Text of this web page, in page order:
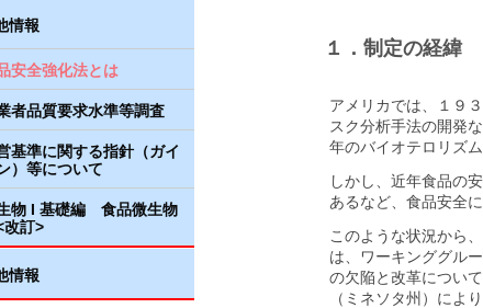
１．制定の経緯
アメリカでは、１９
スク分析手法の開発
年のバイオテロリズ
しかし、近年食品の
あるなど、食品安全
このような状況から
は、ワーキンググル
の欠陥と改革につい
（ミネソタ州）によ
情報
安全強化法とは
者品質要求水準等調査
基準に関する指針（ガイ
）等について
物 I 基礎編 食品微生物
改訂>
情報